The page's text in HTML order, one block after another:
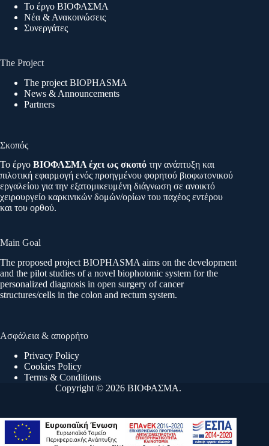
Το έργο ΒΙΟΦΑΣΜΑ
Νέα & Ανακοινώσεις
Συνεργάτες
The Project
The project BIOPHASMA
News & Announcements
Partners
Σκοπός
Το έργο ΒΙΟΦΑΣΜΑ έχει ως σκοπό την ανάπτυξη και
πιλοτική εφαρμογή ενός προηγμένου φορητού βιοφωτονικού
εργαλείου για την εξατομικευμένη διάγνωση σε ανοικτό
χειρουργείο καρκινικών δομών/ορίων του παχέος εντέρου
και του ορθού.
Main Goal
The proposed project BIOPHASMA aims on the development
and the pilot studies of a novel biophotonic system for the
personalized diagnosis in open surgery of cancer
structures/cells in the colon and rectum system.
Ασφάλεια & απορρήτο
Privacy Policy
Cookies Policy
Terms & Conditions
Copyright © 2026 ΒΙΟΦΑΣΜΑ.